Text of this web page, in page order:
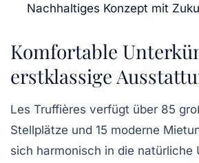
Nachhaltiges Konzept mit
Komfortable
erstklassige
Les Truffières verfügt über 85
Stellplätze und 15 moderne
sich harmonisch in die natürliche